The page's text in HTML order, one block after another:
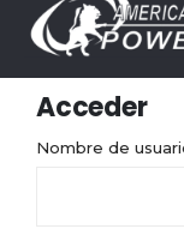
Acceder
Nombre de